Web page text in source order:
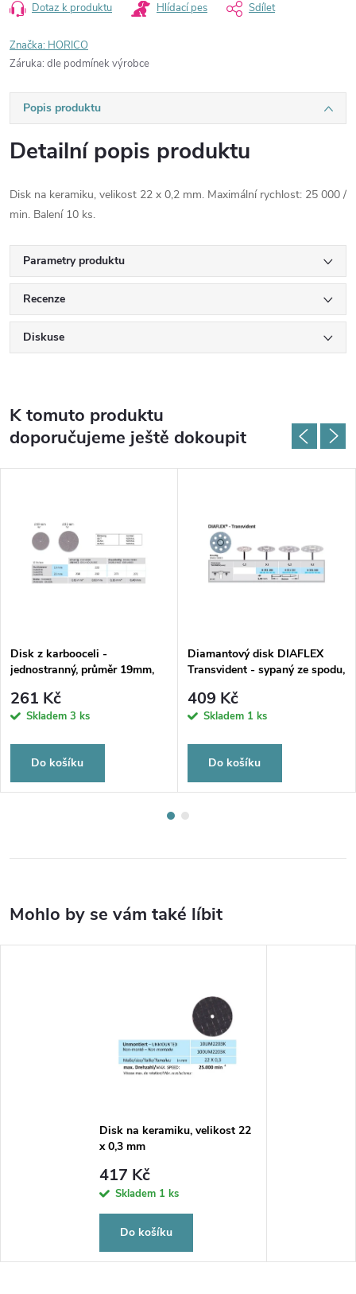
Dotaz k produktu Hlídací pes Sdílet
Značka: HORICO
Záruka: dle podmínek výrobce
Popis produktu
Detailní popis produktu
Disk na keramiku, velikost 22 x 0,2 mm. Maximální rychlost: 25 000 /
min. Balení 10 ks.
Parametry produktu
Recenze
Diskuse
K tomuto produktu
doporučujeme ještě dokoupit
Disk z karbooceli -
jednostranný, průměr 19mm,
261 Kč
Skladem 3 ks
Do košíku
Diamantový disk DIAFLEX
Transvident - sypaný ze spodu,
409 Kč
Skladem 1 ks
Do košíku
Disk na keramiku, velikost 22
x 0,3 mm
417 Kč
Skladem 1 ks
Do košíku